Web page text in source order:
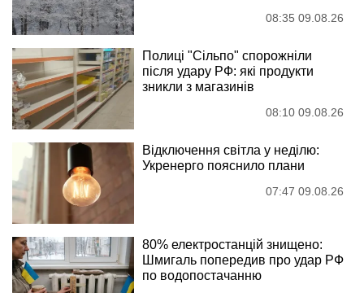
08:35 09.08.26
Полиці "Сільпо" спорожніли
після удару РФ: які продукти
зникли з магазинів
08:10 09.08.26
Відключення світла у неділю:
Укренерго пояснило плани
07:47 09.08.26
80% електростанцій знищено:
Шмигаль попередив про удар РФ
по водопостачанню